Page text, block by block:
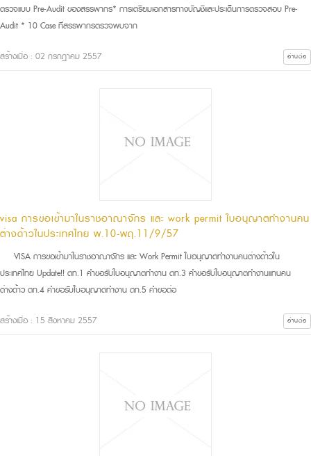
ตรวจแบบ Pre-Audit ของสรรพากร* การเตรียมเอกสารทางบัญชีและประเด็นการตรวจสอบ Pre-
Audit * 10 Case ที่สรรพากรตรวจพบจาก
สร้างเมื่อ : 02 กรกฎาคม 2557 อ่านต่อ
visa การขอเข้ามาในราชอาณาจักร และ work permit ใบอนุญาตทำงานคน
ต่างด้าวในประเทศไทย พ.10-พฤ.11/9/57
VISA การขอเข้ามาในราชอาณาจักร และ Work Permit ใบอนุญาตทำงานคนต่างด้าวใน
ประเทศไทย Update!! ตท.1 คำขอรับใบอนุญาตทำงาน ตท.3 คำขอรับใบอนุญาตทำงานแทนคน
ต่างด้าว ตท.4 คำขอรับใบอนุญาตทำงาน ตท.5 คำขอต่อ
สร้างเมื่อ : 15 สิงหาคม 2557 อ่านต่อ